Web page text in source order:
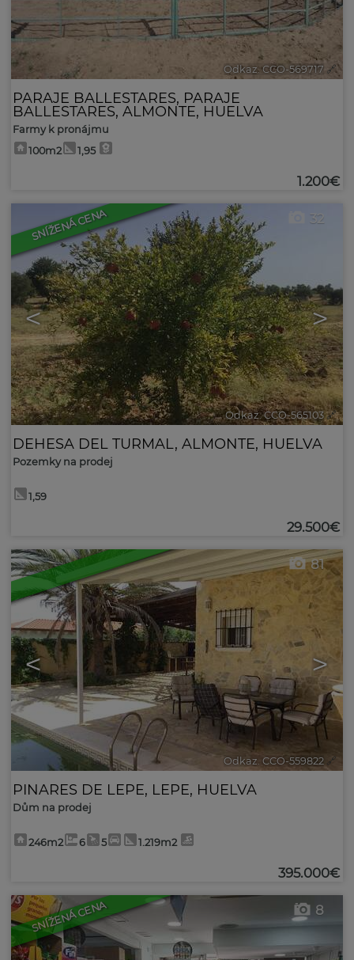
Odkaz. CCO-569717 🔗
PARAJE BALLESTARES, PARAJE
BALLESTARES, ALMONTE, HUELVA
Farmy k pronájmu
100m2
1,95
1.200€
SNÍŽENÁ CENA
< >
32
Odkaz. CCO-565103 🔗
DEHESA DEL TURMAL , ALMONTE, HUELVA
Pozemky na prodej
1,59
29.500€
< >
81
Odkaz. CCO-559822 🔗
PINARES DE LEPE, LEPE, HUELVA
Dům na prodej
246m2 6 5 1.219m2
395.000€
SNÍŽENÁ CENA 8